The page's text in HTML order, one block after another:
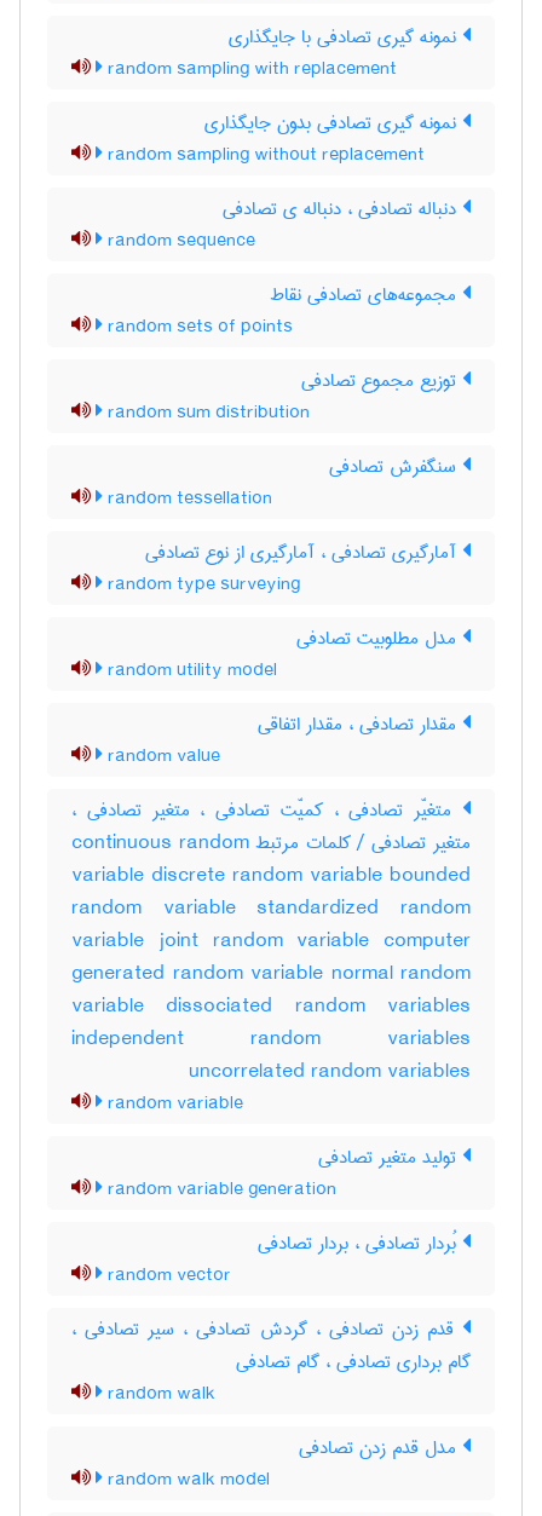
نمونه گیری تصادفی با جایگذاری
random sampling with replacement
نمونه گیری تصادفی بدون جایگذاری
random sampling without replacement
دنباله تصادفی ، دنباله ی تصادفی
random sequence
مجموعه‌های تصادفی نقاط
random sets of points
توزیع مجموع تصادفی
random sum distribution
سنگفرش تصادفی
random tessellation
آمارگیری تصادفی ، آمارگیری از نوع تصادفی
random type surveying
مدل مطلوبیت تصادفی
random utility model
مقدار تصادفی ، مقدار اتفاقی
random value
متغیّر تصادفی ، کمیّت تصادفی ، متغیر تصادفی ،
متغیر تصادفی / کلمات مرتبط continuous random
variable discrete random variable bounded
random variable standardized random
variable joint random variable computer
generated random variable normal random
variable dissociated random variables
independent random variables
uncorrelated random variables
random variable
تولید متغیر تصادفی
random variable generation
بُردار تصادفی ، بردار تصادفی
random vector
قدم زدن تصادفی ، گردش تصادفی ، سیر تصادفی ،
گام برداری تصادفی ، گام تصادفی
random walk
مدل قدم زدن تصادفی
random walk model